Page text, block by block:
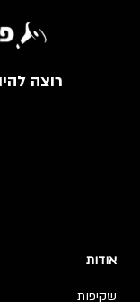
רוצה
אודות
שקיפות